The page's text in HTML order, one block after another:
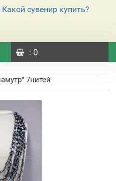
Какой сувенир купить?
: 0
7нитей